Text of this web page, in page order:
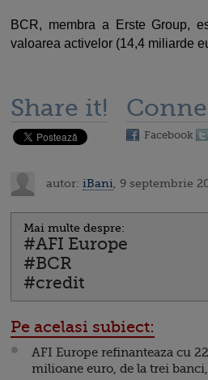
BCR, membra a Erste Group,
valoarea activelor (14,4 miliarde
Share it!
Facebook
autor: iBani , 9 septembrie
Mai multe despre:
#AFI Europe
#BCR
#credit
Pe acelasi subiect:
AFI Europe refinanteaza cu
milioane euro, de la trei banci,